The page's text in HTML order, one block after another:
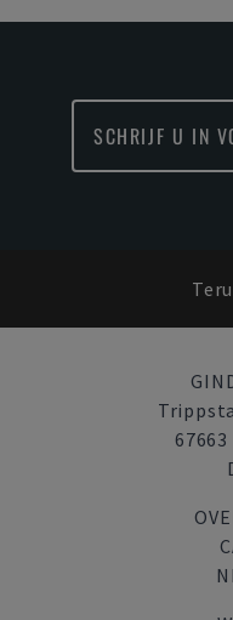
SCHRIJF U IN